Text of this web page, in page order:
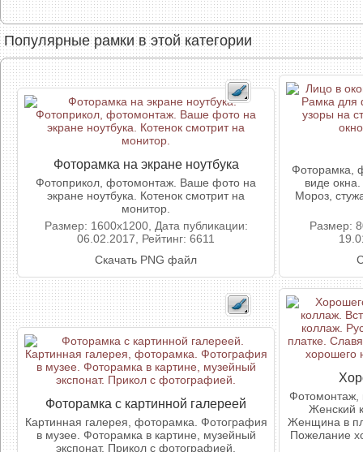
Популярные рамки в этой категории
Фоторамка на экране ноутбука
Фотоприкол, фотомонтаж. Ваше фото на
экране ноутбука. Котенок смотрит на
монитор.
Размер: 1600x1200, Дата публикации:
06.02.2017, Рейтинг: 6611
Скачать PNG файл
Фоторамка,
виде
Мороз,
Размер:
Фоторамка с картинной галереей
Картинная галерея, фоторамка. Фотография
в музее. Фоторамка в картине, музейный
экспонат. Прикол с фотографией.
Фотомонтаж,
Женский
Женщина в
Пожелание